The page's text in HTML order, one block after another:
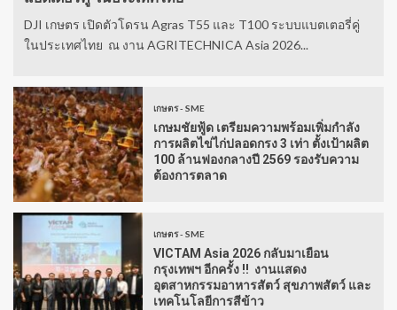
DJI เกษตร เปิดตัวโดรน Agras T55 และ T100 ระบบแบตเตอรี่คู่
ในประเทศไทย ณ งาน AGRITECHNICA Asia 2026...
เกษตร - SME
เกษมชัยฟู้ด เตรียมความพร้อมเพิ่มกำลัง
การผลิตไข่ไก่ปลอดกรง 3 เท่า ตั้งเป้าผลิต
100 ล้านฟองกลางปี 2569 รองรับความ
ต้องการตลาด
เกษตร - SME
VICTAM Asia 2026 กลับมาเยือน
กรุงเทพฯ อีกครั้ง !! งานแสดง
อุตสาหกรรมอาหารสัตว์ สุขภาพสัตว์ และ
เทคโนโลยีการสีข้าว